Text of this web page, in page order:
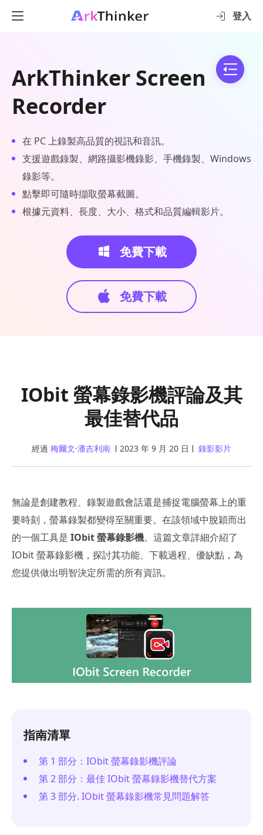
登入
ArkThinker Screen
Recorder
在 PC 上錄製高品質的視訊和音訊。
支援遊戲錄製、網路攝影機錄影、手機錄製、Windows
錄影等。
點擊即可隨時擷取螢幕截圖。
根據元資料、長度、大小、格式和品質編輯影片。
免費下載
免費下載
IObit 螢幕錄影機評論及其
最佳替代品
經過 梅爾文·潘吉利南 2023 年 9 月 20 日 錄影影片
無論是創建教程、錄製遊戲會話還是捕捉電腦螢幕上的重
要時刻，螢幕錄製都變得至關重要。在該領域中脫穎而出
的一個工具是 IObit 螢幕錄影機。這篇文章詳細介紹了
IObit 螢幕錄影機，探討其功能、下載過程、優缺點，為
您提供做出明智決定所需的所有資訊。
指南清單
第 1 部分：IObit 螢幕錄影機評論
第 2 部分：最佳 IObit 螢幕錄影機替代方案
第 3 部分. IObit 螢幕錄影機常見問題解答